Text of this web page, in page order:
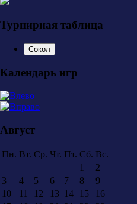
Турнирная таблица
Сокол
Календарь игр
Август
Пн. Вт. Ср. Чт. Пт. Сб. Вс.
1
2
3
4 5 6 7 8
9
10
11 12 13 14 15
16